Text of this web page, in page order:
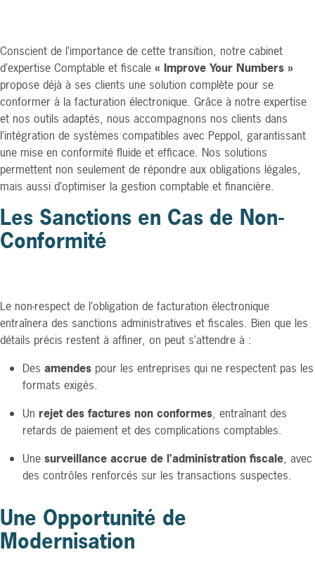
Conscient de l’importance de cette transition, notre cabinet
d’expertise Comptable et fiscale « Improve Your Numbers »
propose déjà à ses clients une solution complète pour se
conformer à la facturation électronique. Grâce à notre expertise
et nos outils adaptés, nous accompagnons nos clients dans
l’intégration de systèmes compatibles avec Peppol, garantissant
une mise en conformité fluide et efficace. Nos solutions
permettent non seulement de répondre aux obligations légales,
mais aussi d’optimiser la gestion comptable et financière.
Les Sanctions en Cas de Non-
Conformité
Le non-respect de l’obligation de facturation électronique
entraînera des sanctions administratives et fiscales. Bien que les
détails précis restent à affiner, on peut s’attendre à :
Des amendes pour les entreprises qui ne respectent pas les
formats exigés.
Un rejet des factures non conformes, entraînant des
retards de paiement et des complications comptables.
Une surveillance accrue de l’administration fiscale, avec
des contrôles renforcés sur les transactions suspectes.
Une Opportunité de
Modernisation